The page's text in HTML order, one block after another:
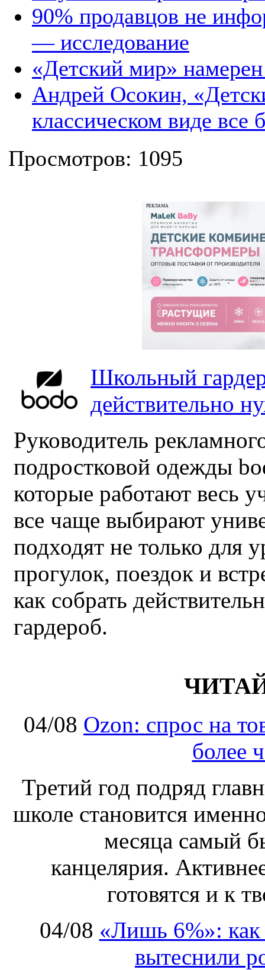
90% продавцов не
— исследование
«Детский мир»
Андрей Осокин,
классическом виде все
Просмотров: 1095
РЕКЛАМА
Школьный
действительно
Руководитель
подростковой одежды
которые работают весь
все чаще выбирают
подходят не только для
прогулок, поездок и
как собрать
гардероб.
04/08 Ozon: спрос на
более
Третий год подряд
школе становится
месяца самый
канцелярия.
готовятся и к
04/08 «Лишь 6%»: как
вытеснили